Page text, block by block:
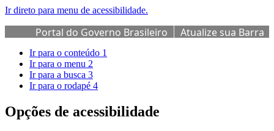
Ir direto para menu de acessibilidade.
Portal do Governo Brasileiro
Atualize sua Barra
de Governo
Ir para o conteúdo 1
Ir para o menu 2
Ir para a busca 3
Ir para o rodapé 4
Opções de acessibilidade